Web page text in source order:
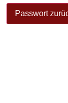
Passwort